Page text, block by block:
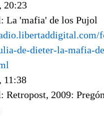
20:23
: La 'mafia' de los Pujol
de-dieter-la-mafia-
11:38
: Retropost, 2009: